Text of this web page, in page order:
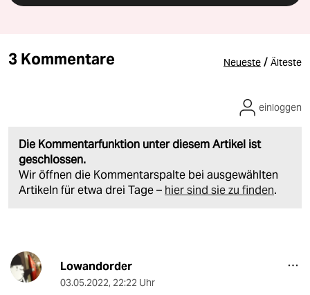
3 Kommentare Neueste / Älteste
Die Kommentarfunktion unter diesem Artikel ist
geschlossen.
Wir öffnen die Kommentarspalte bei ausgewählten
Artikeln für etwa drei Tage – hier sind sie zu finden.
einloggen
Lowandorder
03.05.2022, 22:22 Uhr